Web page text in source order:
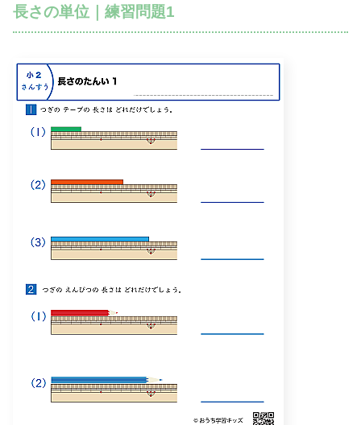
長さの単位｜練習問題1